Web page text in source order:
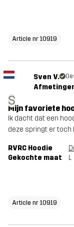
Article nr 10919
S
Sven V.
Mijn favoriete
Ik dacht dat een
deze springt er toch
RVRC Hoodie
Gekochte maat
L
Article nr 10919